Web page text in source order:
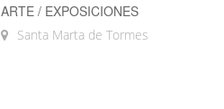
ARTE / EXPOSICIONES
Santa Marta de Tormes